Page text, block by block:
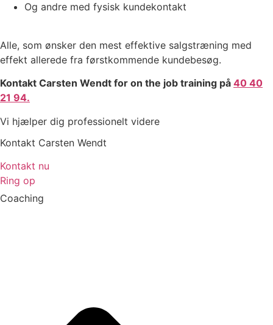
Og andre med fysisk kundekontakt
Alle, som ønsker den mest effektive salgstræning med
effekt allerede fra førstkommende kundebesøg.
Kontakt Carsten Wendt for on the job training på 40 40
21 94.
Vi hjælper dig professionelt videre
Kontakt Carsten Wendt
Kontakt nu
Ring op
Coaching